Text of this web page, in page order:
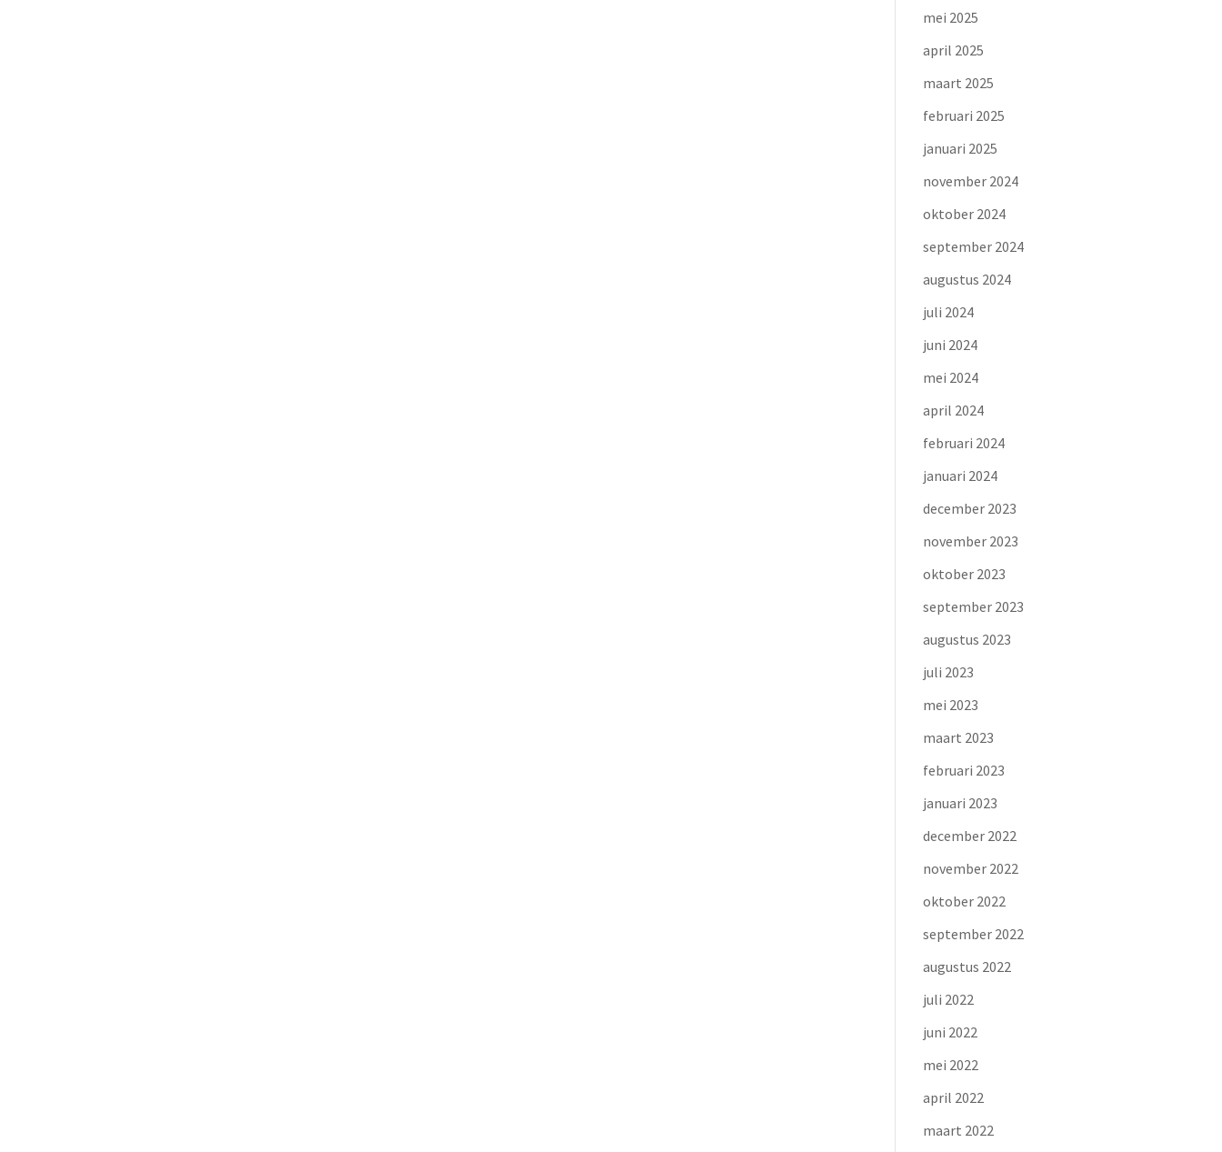
mei 2025
april 2025
maart 2025
februari 2025
januari 2025
november 2024
oktober 2024
september 2024
augustus 2024
juli 2024
juni 2024
mei 2024
april 2024
februari 2024
januari 2024
december 2023
november 2023
oktober 2023
september 2023
augustus 2023
juli 2023
mei 2023
maart 2023
februari 2023
januari 2023
december 2022
november 2022
oktober 2022
september 2022
augustus 2022
juli 2022
juni 2022
mei 2022
april 2022
maart 2022